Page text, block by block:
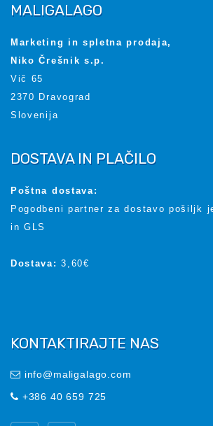
MALIGALAGO
Marketing in spletna prodaja,
Niko Črešnik s.p.
Vič 65
2370 Dravograd
Slovenija
DOSTAVA IN PLAČILO
Poštna dostava:
Pogodbeni partner za dostavo pošiljk
in GLS
Dostava: 3,60€
KONTAKTIRAJTE NAS
info@maligalago.com
+386 40 659 725